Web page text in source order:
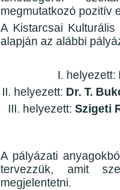
megmutatkozó pozitív
A Kistarcsai
alapján az alábbi
I. helyezett:
II. helyezett: Dr. T.
III. helyezett: Szigeti
A pályázati
tervezzük, amit
megjelentetni.